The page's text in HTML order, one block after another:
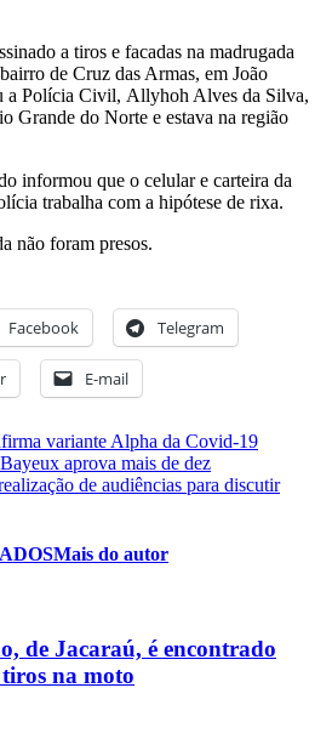
a tiros e facadas na madrugada
de Cruz das Armas, em João
a Polícia Civil, Allyhoh Alves da Silva,
Grande do Norte e estava na região
informou que o celular e carteira da
trabalha com a hipótese de rixa.
não foram presos.
Facebook Telegram
E-mail
variante Alpha da Covid-19
aprova mais de dez
de audiências para discutir
Mais do autor
de Jacaraú, é encontrado
na moto